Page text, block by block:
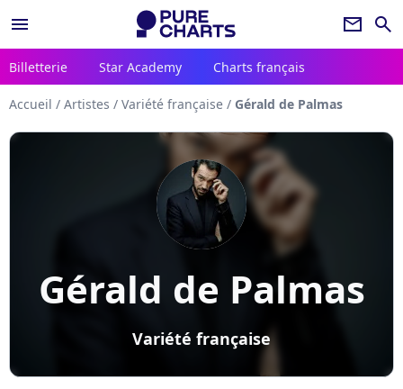
menu newsletter search
Billetterie Star Academy Charts français
Accueil / Artistes / Variété française / Gérald de Palmas
Gérald de Palmas
Variété française